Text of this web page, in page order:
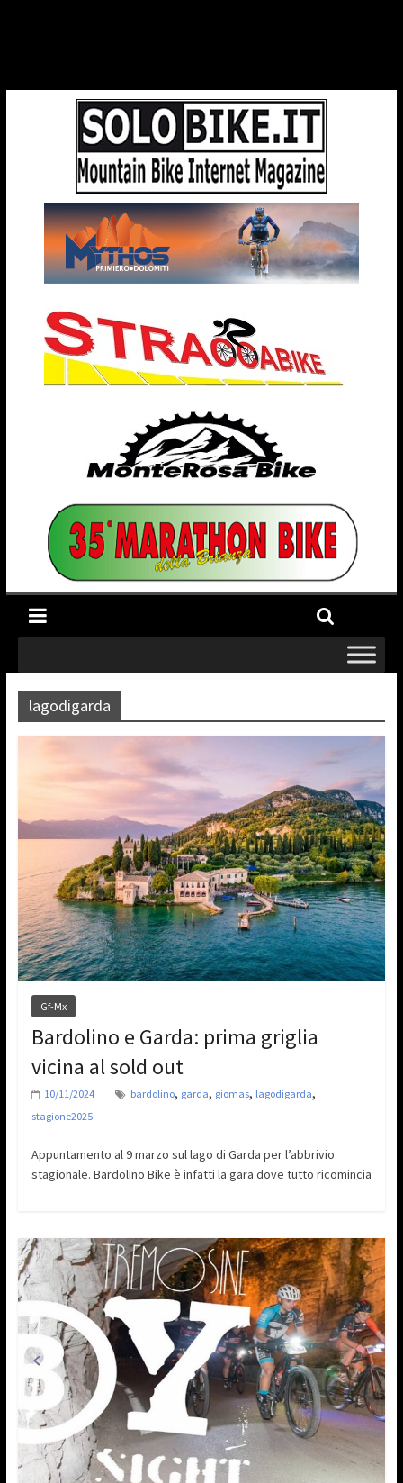
lagodigarda
Gf-Mx
Bardolino e Garda: prima griglia
vicina al sold out
10/11/2024 bardolino, garda, giomas, lagodigarda,
stagione2025
Appuntamento al 9 marzo sul lago di Garda per l’abbrivio
stagionale. Bardolino Bike è infatti la gara dove tutto ricomincia